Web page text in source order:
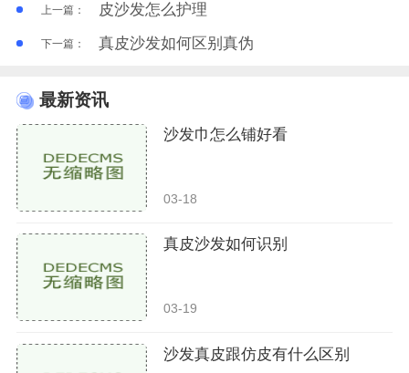
上一篇： 皮沙发怎么护理
下一篇： 真皮沙发如何区别真伪
最新资讯
沙发巾怎么铺好看
03-18
真皮沙发如何识别
03-19
沙发真皮跟仿皮有什么区别